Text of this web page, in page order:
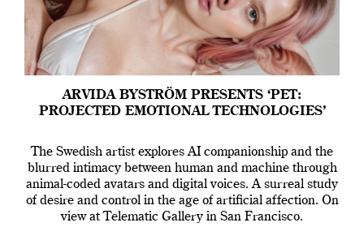
ARVIDA BYSTRÖM PRESENTS ‘PET:
PROJECTED EMOTIONAL TECHNOLOGIES’
The Swedish artist explores AI companionship and the
blurred intimacy between human and machine through
animal-coded avatars and digital voices. A surreal study
of desire and control in the age of artificial affection. On
view at Telematic Gallery in San Francisco.